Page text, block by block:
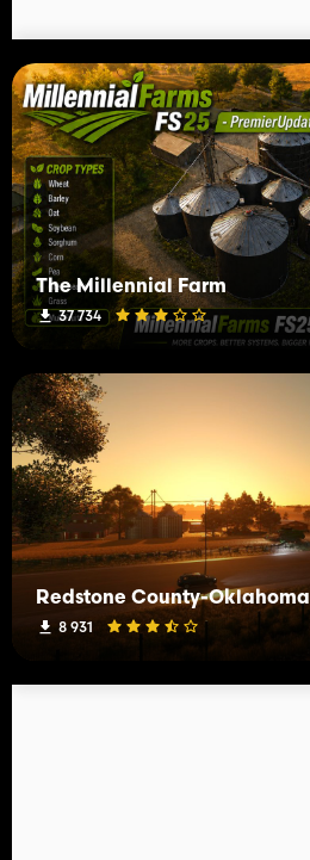
The Millennial Farm
37 734
Redstone County-Oklahoma
8 931